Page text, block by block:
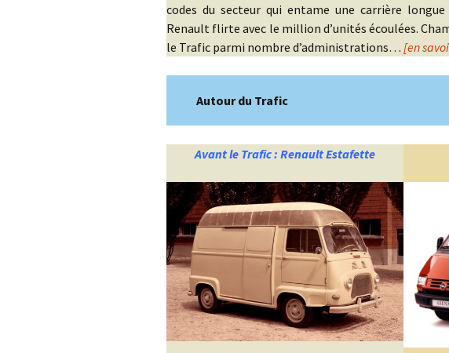
codes du secteur qui entame une carrière
Renault flirte avec le million d’unités écoulées.
le Trafic parmi nombre d’administrations… [en
Autour du Trafic
Avant le Trafic : Renault Estafette